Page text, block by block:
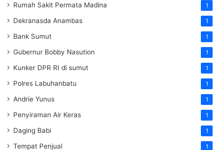
Rumah Sakit Permata Madina 1
Dekranasda Anambas 1
Bank Sumut 1
Gubernur Bobby Nasution 1
Kunker DPR RI di sumut 1
Polres Labuhanbatu 1
Andrie Yunus 1
Penyiraman Air Keras 1
Daging Babi 1
Tempat Penjual 1